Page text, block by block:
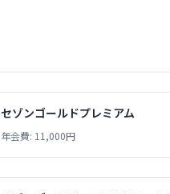
セゾンゴールドプレミアム
年会費: 11,000円